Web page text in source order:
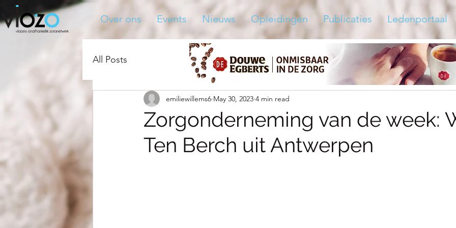
Over ons Events Nieuws Opleidingen Publicaties Ledenportaal
All Posts
Zorgonderneming van de week:
Ten Berch uit Antwerpen
emiliewillems6 May 30, 2023 4 min read